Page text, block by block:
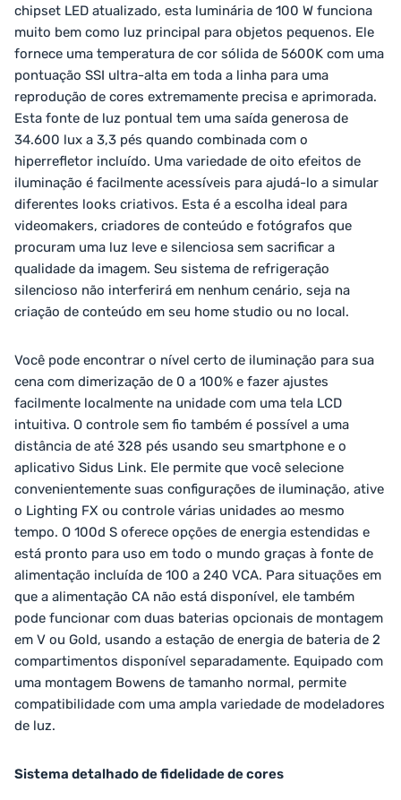
chipset LED atualizado, esta luminária de 100 W funciona
muito bem como luz principal para objetos pequenos. Ele
fornece uma temperatura de cor sólida de 5600K com uma
pontuação SSI ultra-alta em toda a linha para uma
reprodução de cores extremamente precisa e aprimorada.
Esta fonte de luz pontual tem uma saída generosa de
34.600 lux a 3,3 pés quando combinada com o
hiperrefletor incluído. Uma variedade de oito efeitos de
iluminação é facilmente acessíveis para ajudá-lo a simular
diferentes looks criativos. Esta é a escolha ideal para
videomakers, criadores de conteúdo e fotógrafos que
procuram uma luz leve e silenciosa sem sacrificar a
qualidade da imagem. Seu sistema de refrigeração
silencioso não interferirá em nenhum cenário, seja na
criação de conteúdo em seu home studio ou no local.
Você pode encontrar o nível certo de iluminação para sua
cena com dimerização de 0 a 100% e fazer ajustes
facilmente localmente na unidade com uma tela LCD
intuitiva. O controle sem fio também é possível a uma
distância de até 328 pés usando seu smartphone e o
aplicativo Sidus Link. Ele permite que você selecione
convenientemente suas configurações de iluminação, ative
o Lighting FX ou controle várias unidades ao mesmo
tempo. O 100d S oferece opções de energia estendidas e
está pronto para uso em todo o mundo graças à fonte de
alimentação incluída de 100 a 240 VCA. Para situações em
que a alimentação CA não está disponível, ele também
pode funcionar com duas baterias opcionais de montagem
em V ou Gold, usando a estação de energia de bateria de 2
compartimentos disponível separadamente. Equipado com
uma montagem Bowens de tamanho normal, permite
compatibilidade com uma ampla variedade de modeladores
de luz.
Sistema detalhado de fidelidade de cores